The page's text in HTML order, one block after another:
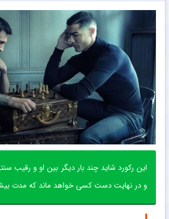
این رکورد شاید چند بار دیگر بین او و
و در نهایت دست کسی خواهد ماند که مدت